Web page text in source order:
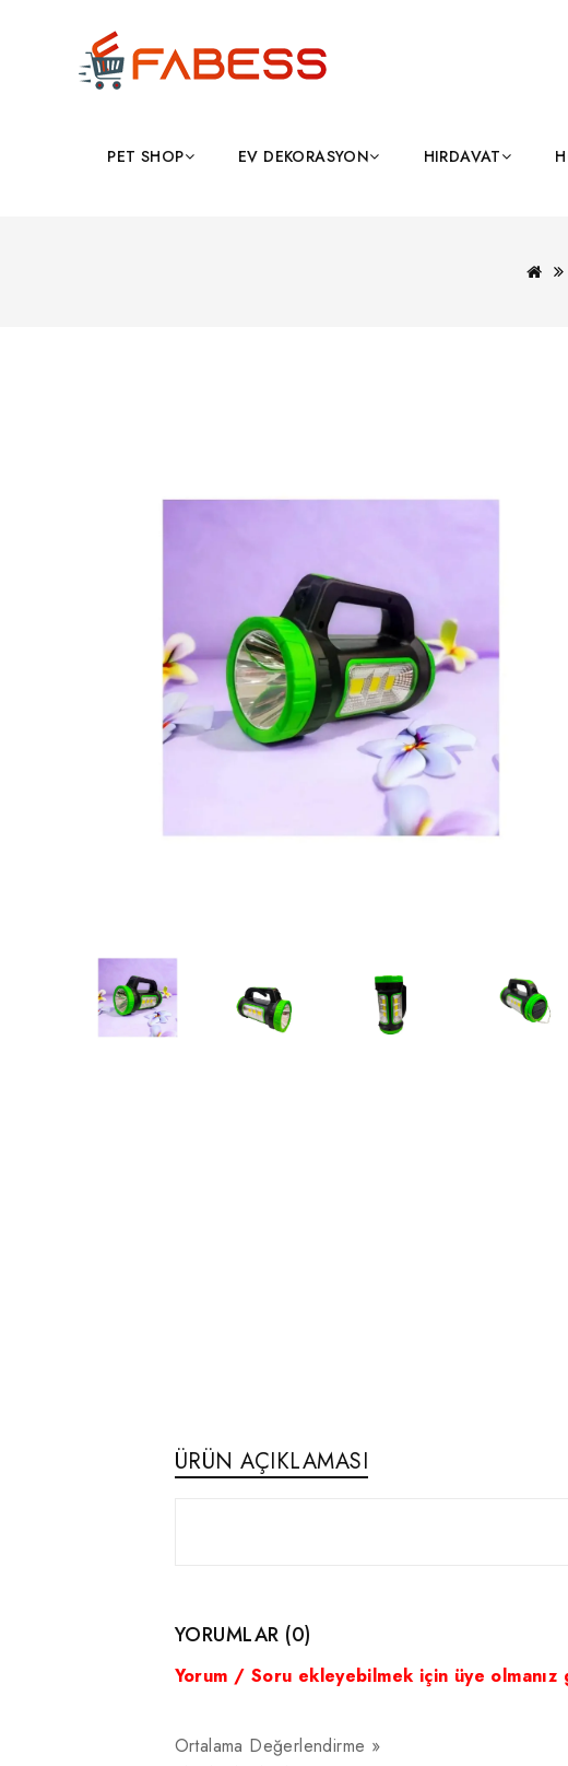
PET SHOP EV DEKORASYON HIRDAVAT
ÜRÜN AÇIKLAMASI
YORUMLAR (0)
Yorum / Soru ekleyebilmek için üye
Ortalama Değerlendirme »